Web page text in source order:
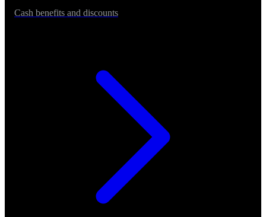
Cash benefits and discounts